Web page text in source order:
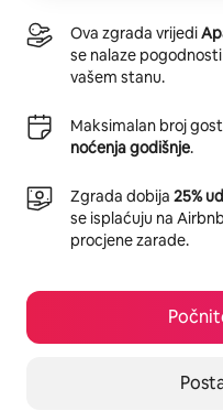
Ova zgrada vrijedi
se nalaze
vašem stanu.
Maksimalan broj
noćenja godišnje.
Zgrada dobija 25%
se isplaćuju na
procjene zarade.